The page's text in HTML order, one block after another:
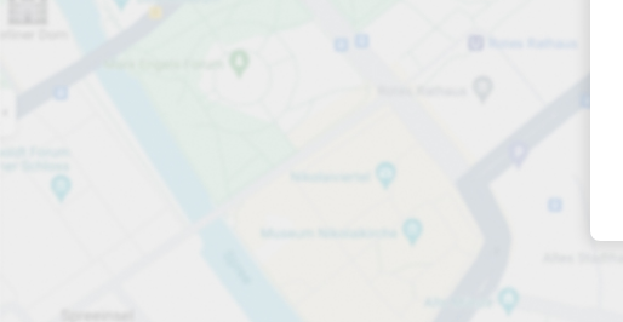
Jetzt geöffnet